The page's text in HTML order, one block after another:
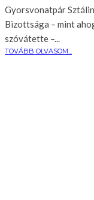
Gyorsvonatpár
Bizottsága – mint
szóvátette –...
TOVÁBB OLVASOM...